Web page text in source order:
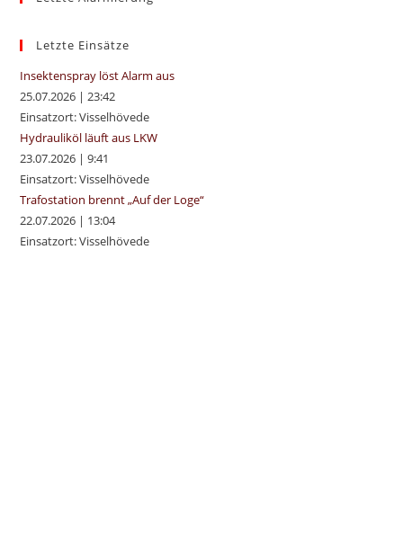
Letzte Einsätze
Insektenspray löst Alarm aus
25.07.2026 |23:42
Einsatzort: Visselhövede
Hydrauliköl läuft aus LKW
23.07.2026 |9:41
Einsatzort: Visselhövede
Trafostation brennt „Auf der Loge“
22.07.2026 | 13:04
Einsatzort: Visselhövede